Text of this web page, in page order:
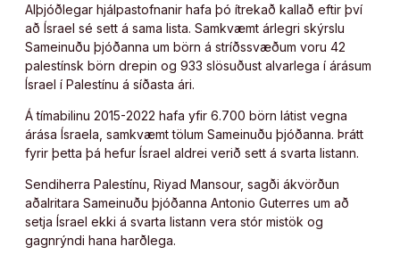
Alþjóðlegar hjálpastofnanir hafa þó ítrekað kallað eftir því
að Ísrael sé sett á sama lista. Samkvæmt árlegri skýrslu
Sameinuðu þjóðanna um börn á stríðssvæðum voru 42
palestínsk börn drepin og 933 slösuðust alvarlega í árásum
Ísrael í Palestínu á síðasta ári.
Á tímabilinu 2015-2022 hafa yfir 6.700 börn látist vegna
árása Ísraela, samkvæmt tölum Sameinuðu þjóðanna. Þrátt
fyrir þetta þá hefur Ísrael aldrei verið sett á svarta listann.
Sendiherra Palestínu, Riyad Mansour, sagði ákvörðun
aðalritara Sameinuðu þjóðanna Antonio Guterres um að
setja Ísrael ekki á svarta listann vera stór mistök og
gagnrýndi hana harðlega.